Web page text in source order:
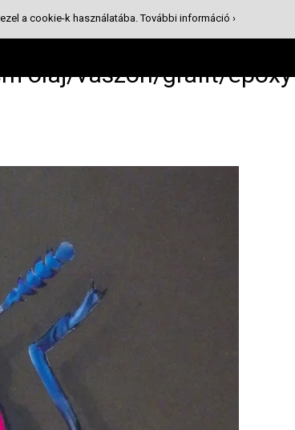
olaj/vászon/grafit/epoxy
a cookie-k használatába.További információ ›